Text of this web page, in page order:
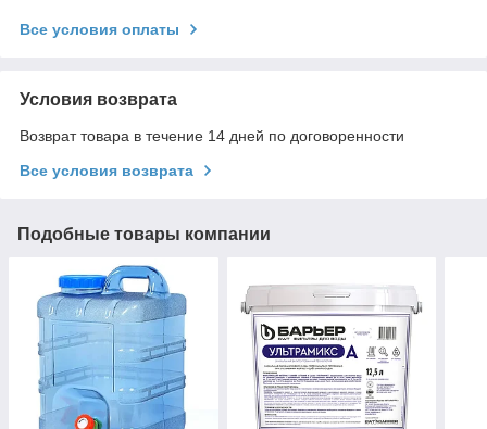
Все условия оплаты
Условия возврата
Возврат товара в течение 14 дней по договоренности
Все условия возврата
Подобные товары компании